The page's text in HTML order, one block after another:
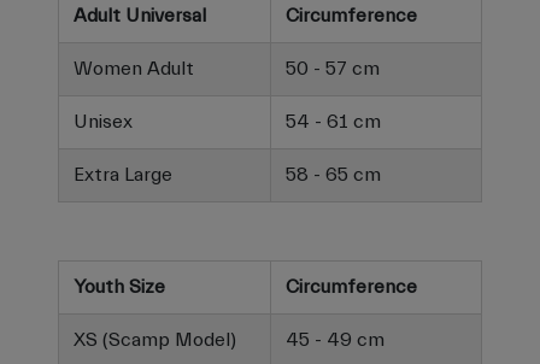
Adult Universal Circumference
Women Adult 50 - 57 cm
Unisex 54 - 61 cm
Extra Large 58 - 65 cm
Youth Size Circumference
XS (Scamp Model) 45 - 49 cm